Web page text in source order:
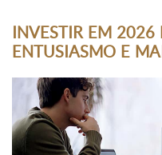
INVESTIR EM 2026
ENTUSIASMO E